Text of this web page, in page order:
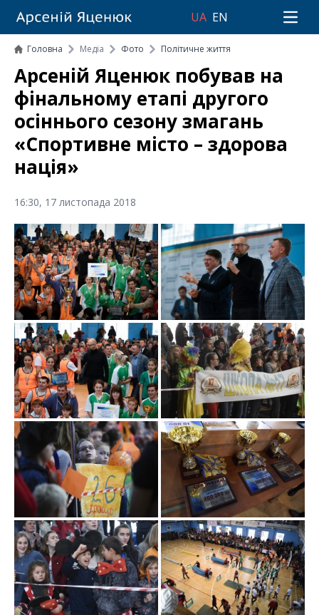
UA EN Open
Головна Медіа Фото Політичне життя
Арсеній Яценюк побував на
фінальному етапі другого
осіннього сезону змагань
«Спортивне місто – здорова
нація»
16:30, 17 листопада 2018